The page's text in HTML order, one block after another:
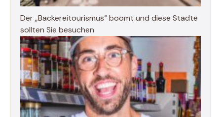
Der „Bäckereitourismus“ boomt und diese Städte
sollten Sie besuchen